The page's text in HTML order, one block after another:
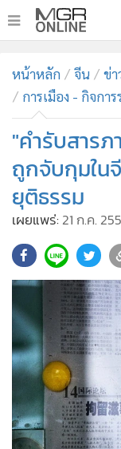
ทันเหตุการณ์
ภาคใต้
• ภูมิภาค
•
Online Section
บันเทิง
• ผู้จัดการรายวัน
• ละคร
• CbizReview
• Cyber BIZ
• ผู้จัดกวน
• Good health &
Green
• Management &
• MGR Live
หน้าหลัก จีน
ข่า
การเมือง - กิจกา
"คำรับสาร
ถูกจับกุมใน
ยุติธรรม
เผยแพร่: 21 ก.ค.